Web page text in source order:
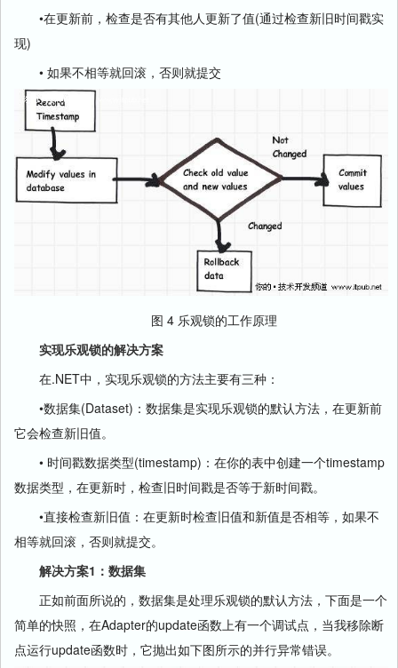
•在更新前，检查是否有其他人更新了值(通过检查新旧时间戳实
现)
• 如果不相等就回滚，否则就提交
图 4 乐观锁的工作原理
实现乐观锁的解决方案
在.NET中，实现乐观锁的方法主要有三种：
•数据集(Dataset)：数据集是实现乐观锁的默认方法，在更新前
它会检查新旧值。
• 时间戳数据类型(timestamp)：在你的表中创建一个timestamp
数据类型，在更新时，检查旧时间戳是否等于新时间戳。
•直接检查新旧值：在更新时检查旧值和新值是否相等，如果不
相等就回滚，否则就提交。
解决方案1：数据集
正如前面所说的，数据集是处理乐观锁的默认方法，下面是一个
简单的快照，在Adapter的update函数上有一个调试点，当我移除断
点运行update函数时，它抛出如下图所示的并行异常错误。